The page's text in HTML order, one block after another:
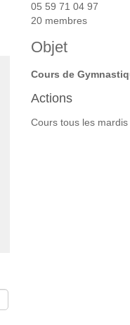
05 59 71 04 97
20 membres
Objet
Cours de
Actions
Cours tous les